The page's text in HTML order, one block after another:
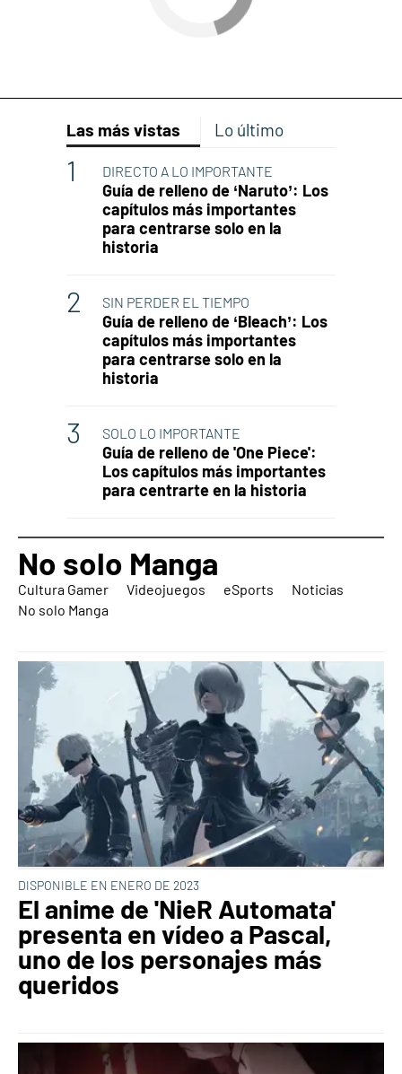
Las más vistas Lo último
DIRECTO A LO IMPORTANTE
Guía de relleno de ‘Naruto’: Los
capítulos más importantes
para centrarse solo en la
historia
SIN PERDER EL TIEMPO
Guía de relleno de ‘Bleach’: Los
capítulos más importantes
para centrarse solo en la
historia
SOLO LO IMPORTANTE
Guía de relleno de 'One Piece':
Los capítulos más importantes
para centrarte en la historia
No solo Manga
Cultura Gamer Videojuegos eSports
Noticias
No solo Manga
DISPONIBLE EN ENERO DE 2023
El anime de 'NieR Automata'
presenta en vídeo a Pascal,
uno de los personajes más
queridos